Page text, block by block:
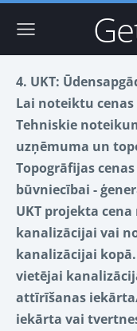
4. UKT:
Lai noteiktu
Tehniskie
uzņēmuma un
Topogrāfijas
būvniecībai -
UKT projekta
kanalizācijai vai
kanalizācijai
vietējai
attīrīšanas
iekārta vai